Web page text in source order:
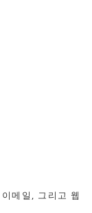
메일, 그리고 웹